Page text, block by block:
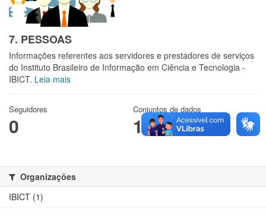
7. PESSOAS
Informações referentes aos servidores e prestadores de serviços
do Instituto Brasileiro de Informação em Ciência e Tecnologia -
IBICT. Leia mais
Seguidores
0
Conjuntos de dados
1
Organizações
IBICT (1)